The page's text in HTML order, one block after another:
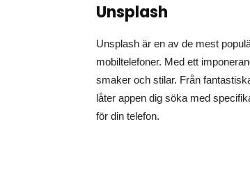
Unsplash
Unsplash är en av de mest
mobiltelefoner. Med ett
smaker och stilar. Från
låter appen dig söka med
för din telefon.